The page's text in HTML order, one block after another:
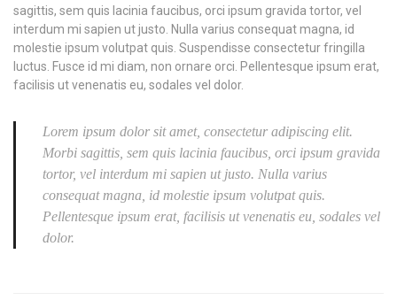
sagittis, sem quis lacinia faucibus, orci ipsum gravida tortor, vel
interdum mi sapien ut justo. Nulla varius consequat magna, id
molestie ipsum volutpat quis. Suspendisse consectetur fringilla
luctus. Fusce id mi diam, non ornare orci. Pellentesque ipsum erat,
facilisis ut venenatis eu, sodales vel dolor.
Lorem ipsum dolor sit amet, consectetur adipiscing elit.
Morbi sagittis, sem quis lacinia faucibus, orci ipsum gravida
tortor, vel interdum mi sapien ut justo. Nulla varius
consequat magna, id molestie ipsum volutpat quis.
Pellentesque ipsum erat, facilisis ut venenatis eu, sodales vel
dolor.